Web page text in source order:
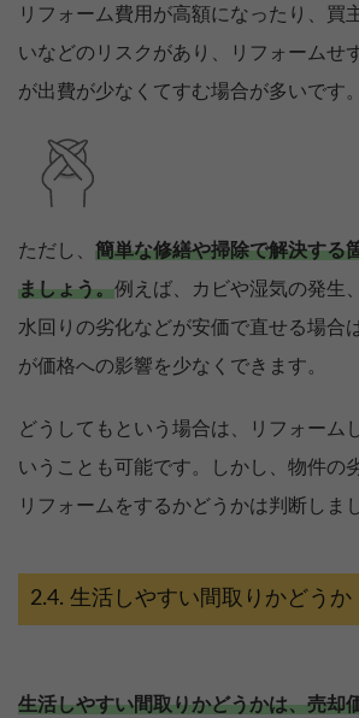
リフォーム費用が高額になったり、買
いなどのリスクがあり、リフォームせ
が出費が少なくてすむ場合が多いです。
ただし、 簡単な修繕や掃除で解決する
ましょう。例えば、カビや湿気の発生
水回りの劣化などが安価で直せる場合
が価格への影響を少なくできます。
どうしてもという場合は、リフォーム
いうことも可能です。しかし、物件の
リフォームをするかどうかは判断しま
生活しやすい間取りかどうか
生活しやすい間取りかどうかは、売却